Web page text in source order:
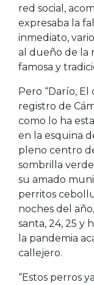
red social,
expresaba la
inmediato,
al dueño de la
famosa y
Pero “Darío, El
registro de
como lo ha
en la esquina
pleno centro
sombrilla
su amado
perritos
noches del
santa, 24, 25 y
la pandemia
callejero.
“Estos perros